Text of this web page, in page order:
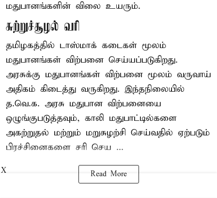
மதுபானங்களின் விலை உயரும்.
சுற்றுச்சூழல் வரி
தமிழகத்தில் டாஸ்மாக் கடைகள் மூலம்
மதுபானங்கள் விற்பனை செய்யப்படுகிறது.
அரசுக்கு மதுபானங்கள் விற்பனை மூலம் வருவாய்
அதிகம் கிடைத்து வருகிறது. இந்தநிலையில்
த.வெ.க. அரசு மதுபான விற்பனையை
ஒழுங்குபடுத்தவும், காலி மதுபாட்டில்களை
அகற்றுதல் மற்றும் மறுசுழற்சி செய்வதில் ஏற்படும்
பிரச்சினைகளை சரி செய ...
Read More
X